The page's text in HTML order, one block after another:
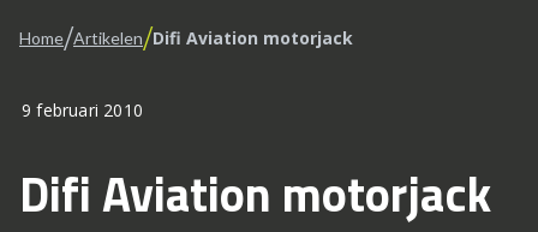
Home/Artikelen/Difi Aviation motorjack
9 februari 2010
Difi Aviation motorjack